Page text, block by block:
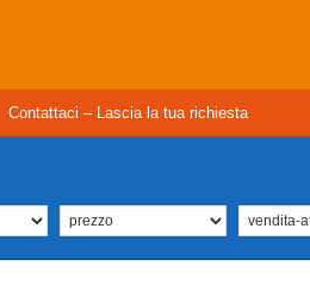
Contattaci – Lascia la tua richiesta